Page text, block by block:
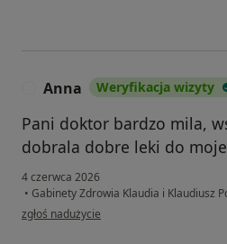
Anna Weryfikacja wizyty
Pani doktor bardzo mila,
dobrala dobre leki do
4 czerwca 2026
• Gabinety Zdrowia Klaudia i Klaudiusz
w opinii użytkownika Anna
zgłoś nadużycie